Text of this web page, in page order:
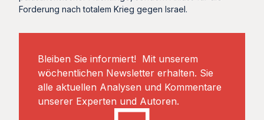
Forderung nach totalem Krieg gegen Israel.
Bleiben Sie informiert! Mit unserem
wöchentlichen Newsletter erhalten. Sie
alle aktuellen Analysen und Kommentare
unserer Experten und Autoren.